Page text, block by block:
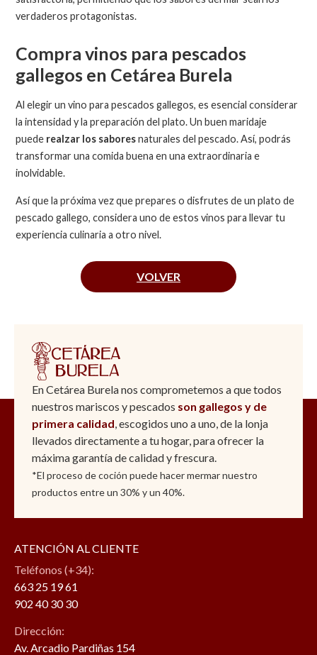
verdaderos protagonistas.
Compra vinos para pescados
gallegos en Cetárea Burela
Al elegir un vino para pescados gallegos, es esencial considerar
la intensidad y la preparación del plato. Un buen maridaje
puede realzar los saboresnaturales del pescado. Así, podrás
transformar una comida buena en una extraordinaria e
inolvidable.
Así que la próxima vez que prepares o disfrutes de un plato de
pescado gallego, considera uno de estos vinos para llevar tu
experiencia culinaria a otro nivel.
VOLVER
En Cetárea Burela nos comprometemos a que todos
nuestros mariscos y pescados son gallegos y de
primera calidad , escogidos uno a uno, de la lonja
llevados directamente a tu hogar, para ofrecer la
máxima garantía de calidad y frescura.
*El proceso de coción puede hacer mermar nuestro
productos entre un 30% y un 40%.
ATENCIÓN AL CLIENTE
Teléfonos (+34):
663 25 19 61
902 40 30 30
Dirección:
Av. Arcadio Pardiñas 154